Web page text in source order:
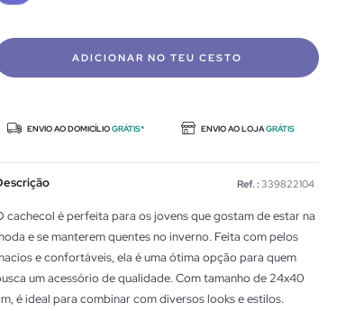
ADICIONAR NO TEU CESTO
ENVIO AO DOMICÍLIOGRÁTIS* ENVIO AO LOJAGRÁTIS
Ref. : 339822104
cachecol é perfeita para os jovens que gostam de estar na
e se manterem quentes no inverno. Feita com pelos
e confortáveis, ela é uma ótima opção para quem
um acessório de qualidade. Com tamanho de 24x40
é ideal para combinar com diversos looks e estilos.